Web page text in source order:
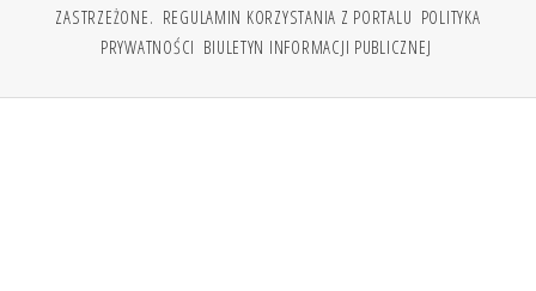
ZASTRZEŻONE. REGULAMIN KORZYSTANIA Z PORTALU POLITYKA
PRYWATNOŚCI BIULETYN INFORMACJI PUBLICZNEJ